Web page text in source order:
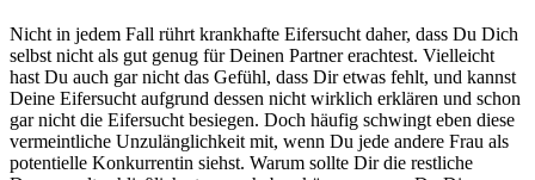
Nicht in jedem Fall rührt krankhafte Eifersucht daher, dass Du Dich
selbst nicht als gut genug für Deinen Partner erachtest. Vielleicht
hast Du auch gar nicht das Gefühl, dass Dir etwas fehlt, und kannst
Deine Eifersucht aufgrund dessen nicht wirklich erklären und schon
gar nicht die Eifersucht besiegen. Doch häufig schwingt eben diese
vermeintliche Unzulänglichkeit mit, wenn Du jede andere Frau als
potentielle Konkurrentin siehst. Warum sollte Dir die restliche